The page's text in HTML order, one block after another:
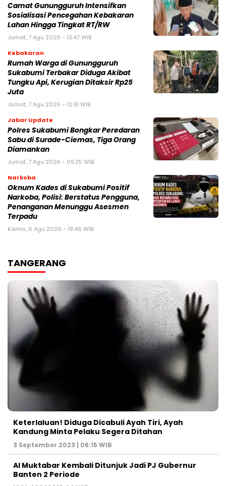
‎‎Camat Gunungguruh Intensifkan
Sosialisasi Pencegahan Kebakaran
Lahan Hingga Tingkat RT/RW‎
Jumat, 7 Agu 2026 - 13:47 WIB
Kebakaran
‎Rumah Warga di Gunungguruh
Sukabumi Terbakar Diduga Akibat
Tungku Api, Kerugian Ditaksir Rp25
Juta
Jumat, 7 Agu 2026 - 12:18 WIB
Jabar Update
Polres Sukabumi Bongkar Peredaran
Sabu di Surade-Ciemas, Tiga Orang
Diamankan
Jumat, 7 Agu 2026 - 09:25 WIB
Narkoba
Oknum Kades di Sukabumi Positif
Narkoba, Polisi: Berstatus Pengguna,
Penanganan Menunggu Asesmen
Terpadu
Kamis, 6 Agu 2026 - 18:46 WIB
TANGERANG
Keterlaluan! Diduga Dicabuli Ayah Tiri, Ayah
Kandung Minta Pelaku Segera Ditahan
3 September 2023 | 06:15 WIB
Al Muktabar Kembali Ditunjuk Jadi PJ Gubernur
Banten 2 Periode